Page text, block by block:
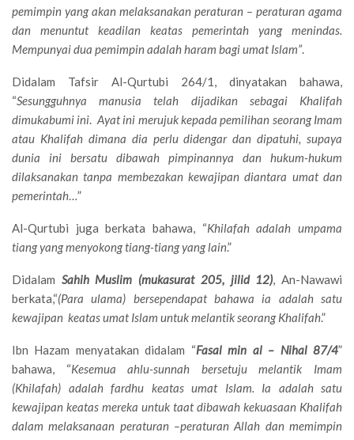
pemimpin yang akan melaksanakan peraturan – peraturan agama
dan menuntut keadilan keatas pemerintah yang menindas.
Mempunyai dua pemimpin adalah haram bagi umat Islam”.
Didalam Tafsir Al-Qurtubi 264/1, dinyatakan bahawa,
“Sesungguhnya manusia telah dijadikan sebagai Khalifah
dimukabumi ini.Ayat ini merujuk kepada pemilihan seorang Imam
atau Khalifah dimana dia perlu didengar dan dipatuhi, supaya
dunia ini bersatu dibawah pimpinannya dan hukum-hukum
dilaksanakan tanpa membezakan kewajipan diantara umat dan
pemerintah…”
Al-Qurtubi juga berkata bahawa, “Khilafah adalah umpama
tiang yang menyokong tiang-tiang yang lain.”
Didalam Sahih Muslim (mukasurat 205, jilid 12), An-Nawawi
berkata,“(Para ulama) bersependapat bahawa ia adalah satu
kewajipan keatas umat Islam untuk melantik seorang Khalifah.”
Ibn Hazam menyatakan didalam “Fasal min al – Nihal 87/4”
bahawa, “Kesemua ahlu-sunnah bersetuju melantik Imam
(Khilafah) adalah fardhu keatas umat Islam. Ia adalah satu
kewajipan keatas mereka untuk taat dibawah kekuasaan Khalifah
dalam melaksanaan peraturan –peraturan Allah dan memimpin